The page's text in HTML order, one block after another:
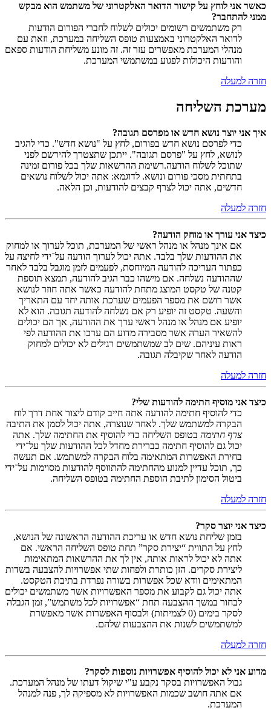
כאשר אני לוחץ על קישור הדואר האלקטרוני של משתמש הוא מבקש
ממני להתחבר?
רק משתמשים רשומים יכולים לשלוח לחברי הפורום הודעות
לדואר האלקטרוני באמצעות טופס השליחה במערכת, וזאת עם
מנהלי המערכת מאפשרים עזר זה. זה מונע משליחת הודעות ספאם
והודעות היכולות לפגוע במשתמשי המערכת.
חזרה למעלה
מערכת השליחה
איך אני יוצר נושא חדש או מפרסם תגובה?
כדי לפרסם נושא חדש בפורום, לחץ על "נושא חדש". כדי להגיב
לנושא, לחץ על "פרסם תגובה". ייתכן שתצטרך להירשם לפני
שתוכל לשלוח הודעה.רשימת ההרשאות שלך בכל פורום זמינה
בתחתית מסכי פורום ונושא. לדוגמא: אתה יכול לשלוח נושאים
חדשים, אתה יכול לצרף קבצים להודעות, וכן הלאה.
חזרה למעלה
כיצד אני עורך או מוחק הודעה?
אם אינך מנהל או מנהל ראשי של המערכת, תוכל לערוך או למחוק
את ההודעות שלך בלבד. אתה יכול לערוך הודעה על־ידי לחיצה על
כפתור העריכה להודעה המיוחסת, לפעמים לזמן מוגבל בלבד לאחר
שההודעה נשלחה. אם מישהו כבר הגיב להודעה, תמצא תוספת
קטנה של טקסט המוצג מתחת להודעה כאשר אתה חוזר לנושא
אשר רושם את מספר הפעמים שערכת אותה יחד עם התאריך
והשעה. טקסט זה יופיע רק אם נשלחה להודעה תגובה. הוא לא
יופיע אם מנהל או מנהל ראשי ערך את ההודעה, אך הם יכולים
להשאיר הערה אשר מסבירה מדוע הם ערכו את ההודעה לפי
ראות עיניהם. שים לב שמשתמשים רגילים לא יכולים למחוק
הודעה לאחר שקיבלה תגובה.
חזרה למעלה
כיצד אני מוסיף חתימה להודעות שלי?
כדי להוסיף חתימה להודעה אתה חייב קודם ליצור אחת דרך לוח
הבקרה למשתמש שלך. לאחר שנוצרה, אתה יכול לסמן את התיבה
צרף חתימה בטופס השליחה כדי להוסיף את החתימה שלך. אתה
יכול גם להוסיף חתימה כברירת מחדל לכל ההודעות שלך על־ידי
בחירת האפשרות המתאימה בלוח הבקרה למשתמש. אם תעשה
כך, תוכל עדיין למנוע מהחתימה להתווסף להודעות מסוימות על־ידי
ביטול הסימון לתיבת הוספת החתימה בטופס השליחה.
חזרה למעלה
כיצד אני יוצר סקר?
בזמן שליחת נושא חדש או עריכת ההודעה הראשונה של הנושא,
לחץ על התווית “יצירת סקר” תחת טופס השליחה הראשי. אם
אתה לא יכול לראות אותה, אין לך את ההרשאות המתאימות
ליצירת סקרים. הזן כותרת ולפחות שתי אפשרויות להצבעה בשדות
המתאימים וודא שכל אפשרות בשורה נפרדת בתיבת הטקסט.
אתה יכול גם לקבוע את מספר האפשרויות אשר משתמשים יכולים
לבחור במשך ההצבעה תחת “אפשרויות לכל משתמש”, זמן הגבלה
לסקר בימים (0 לצמיתות) ולבסוף האפשרות אשר מאפשרת
למשתמשים לשנות את ההצבעות שלהם.
חזרה למעלה
מדוע אני לא יכול להוסיף אפשרויות נוספות לסקר?
גבול האפשרויות בסקר נקבע ע"י שיקול דעתו של מנהל המערכת.
אם אתה חושב שכמות האפשרויות לא מספיקה לך, פנה למנהל
המערכת.